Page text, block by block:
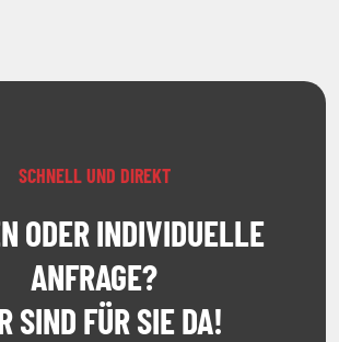
SCHNELL UND DIREKT
ODER INDIVIDUELLE
ANFRAGE?
SIND FÜR SIE DA!